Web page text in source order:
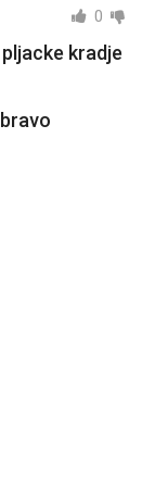
0
kradje